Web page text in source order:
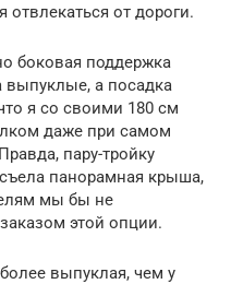
отвлекаться от дороги.
боковая поддержка
выпуклые, а посадка
я со своими 180 см
даже при самом
пару-тройку
панорамная крыша,
мы бы не
этой опции.
выпуклая, чем у